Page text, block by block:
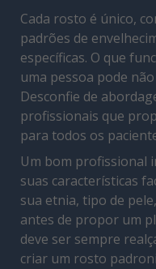
Cada rosto é único,
padrões de
específicas. O que
uma pessoa pode
Desconfie de
profissionais que
para todos os
Um bom profissional
suas características
sua etnia, tipo de
antes de propor um
deve ser sempre
criar um rosto